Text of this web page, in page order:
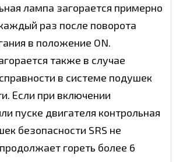
лампа загорается примерно
раз после поворота
в положение ON.
также в случае
в системе подушек
Если при включении
пуске двигателя контрольная
безопасности SRS не
гореть более 6